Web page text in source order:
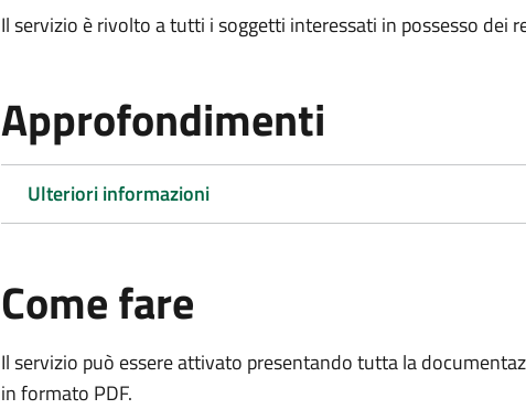
Il servizio è rivolto a tutti i soggetti interessati in possesso dei
Approfondimenti
Ulteriori informazioni
Come fare
Il servizio può essere attivato presentando tutta la
in formato PDF.